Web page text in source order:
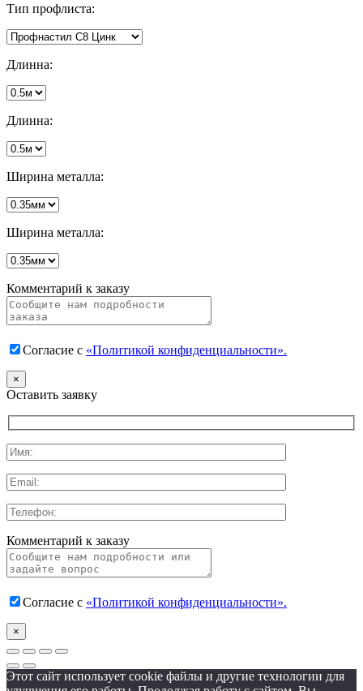
Тип профлиста:
Длинна:
Длинна:
Ширина металла:
Ширина металла:
Комментарий к заказу
Согласие с «Политикой конфиденциальности».
×
Оставить заявку
Комментарий к заказу
Согласие с «Политикой конфиденциальности».
×
Этот сайт использует cookie файлы и другие технологии для